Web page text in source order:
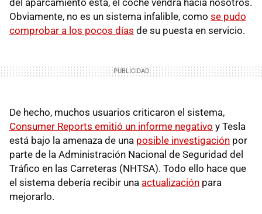
Obviamente, no es un sistema infalible, como se pudo
comprobar a los pocos días de su puesta en servicio.
De hecho, muchos usuarios criticaron el sistema,
Consumer Reports emitió un informe negativo y Tesla
está bajo la amenaza de una posible investigación por
parte de la Administración Nacional de Seguridad del
Tráfico en las Carreteras (NHTSA). Todo ello hace que
el sistema debería recibir una actualización para
mejorarlo.